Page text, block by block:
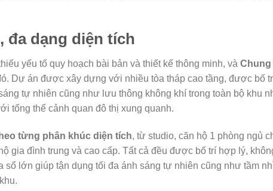
đa dạng diện tích
yếu tố quy hoạch bài bản và thiết kế thông minh, và
Dự án được xây dựng với nhiều tòa tháp cao tầng, được bố
tự nhiên cũng như lưu thông không khí trong toàn bộ khu
tổng thể cảnh quan đô thị xung quanh.
từng phân khúc diện tích, từ studio, căn hộ 1 phòng ngủ
gia đình trung và cao cấp. Tất cả đều được bố trí hợp lý,
sổ lớn giúp tận dụng tối đa ánh sáng tự nhiên cũng như tầm